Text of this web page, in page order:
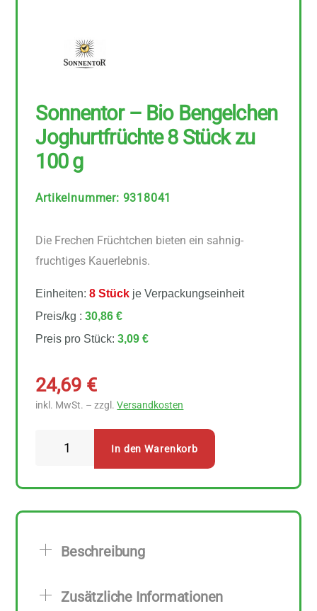
Sonnentor – Bio Bengelchen
Joghurtfrüchte 8 Stück zu
100 g
Artikelnummer: 9318041
Die Frechen Früchtchen bieten ein sahnig-
fruchtiges Kauerlebnis.
Einheiten:8 Stück je Verpackungseinheit
Preis/kg :30,86 €
Preis pro Stück:3,09 €
24,69 €
inkl. MwSt. – zzgl.Versandkosten
100
In den Warenkorb
Beschreibung
Zusätzliche Informationen